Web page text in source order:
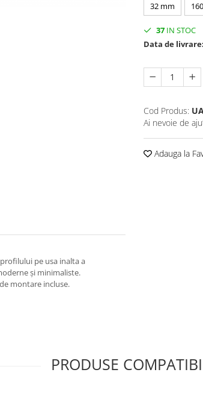
32 mm
37 IN STOC
Data de livrare:
Cod Produs:
Ai nevoie de
Adauga la
pe usa inalta a
și minimaliste.
montare incluse.
PRODUSE